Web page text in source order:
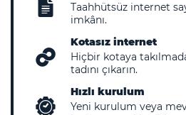
Taahhütsüz internet
imkânı.
Kotasız internet
Hiçbir kotaya
tadını çıkarın.
Hızlı kurulum
Yeni kurulum veya